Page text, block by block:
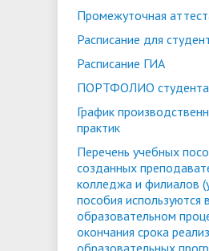
Промежуточная
Расписание для
Расписание ГИА
ПОРТФОЛИО студента
График
практик
Перечень учебных
созданных
колледжа и филиалов
пособия используются в
образовательном
окончания срока
образовательных